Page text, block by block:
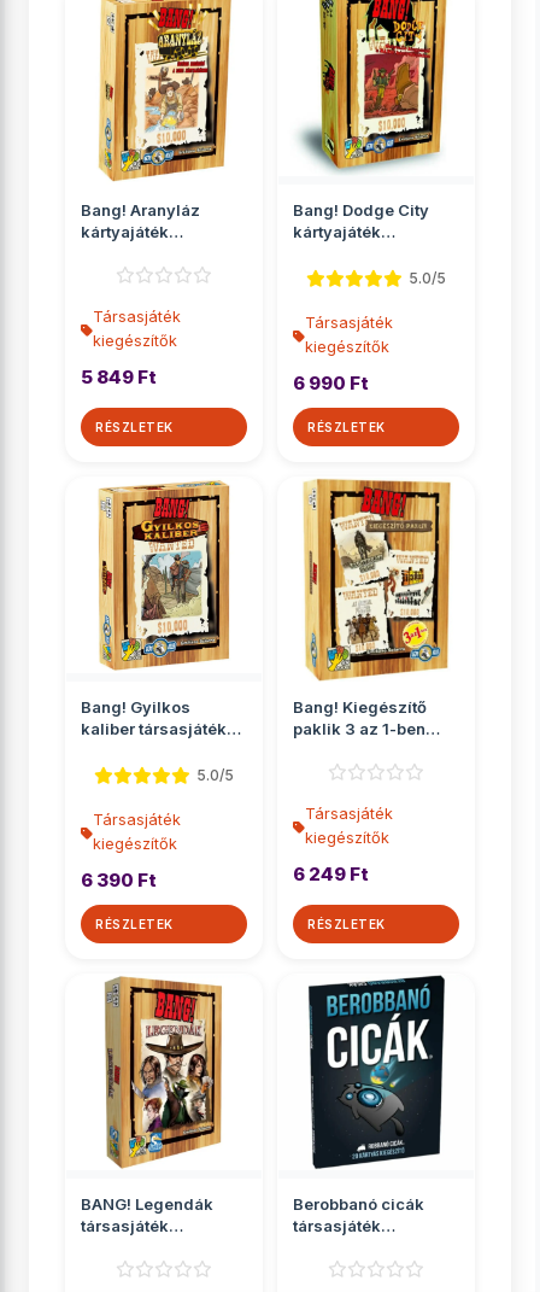
Bang! Aranyláz
kártyajáték
Társasjáték
kiegészítők
5 849 Ft
RÉSZLETEK
Bang! Dodge City
kártyajáték
5.0/5
Társasjáték
kiegészítők
6 990 Ft
RÉSZLETEK
Bang! Gyilkos
kaliber társasjáték
5.0/5
Társasjáték
kiegészítők
6 390 Ft
RÉSZLETEK
Bang! Kiegészítő
paklik 3 az 1-ben
Társasjáték
kiegészítők
6 249 Ft
RÉSZLETEK
BANG! Legendák
társasjáték
Berobbanó cicák
társasjáték